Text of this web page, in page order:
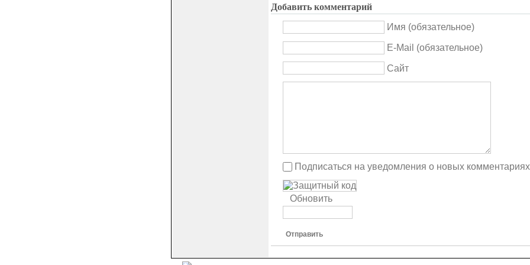
Добавить комментарий
Имя (обязательное)
E-Mail (обязательное)
Сайт
Подписаться на уведомления о новых комментариях
Обновить
Отправить